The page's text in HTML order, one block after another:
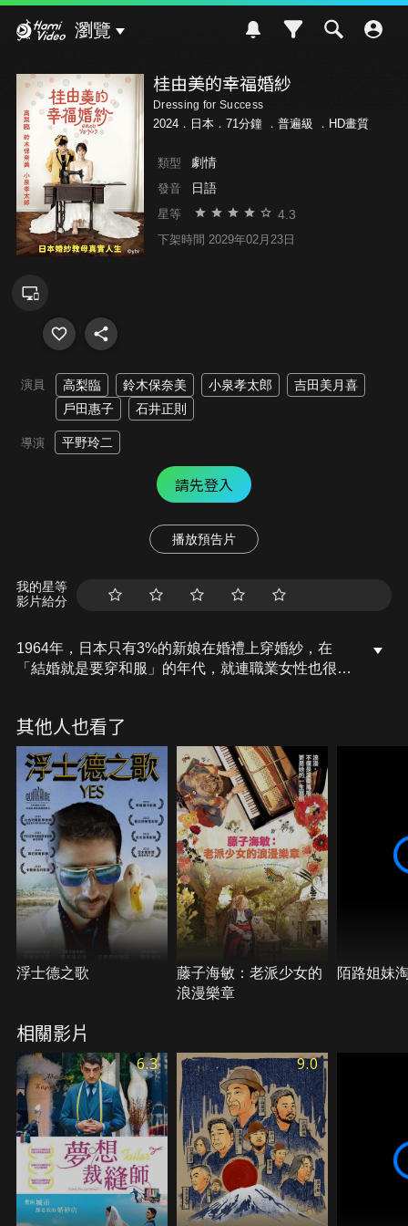
瀏覽
桂由美的幸福婚紗
Dressing for Success
2024．日本．71分鐘 ． 普遍級 ．HD畫質
類型 劇情
發音 日語
星等 4.3
下架時間 2029年02月23日
演員 高梨臨 鈴木保奈美 小泉孝太郎
吉田美月喜
戶田惠子
石井正則
導演 平野玲二
請先登入
播放預告片
我的星等
影片給分
1964年，日本只有3%的新娘在婚禮上穿婚紗，在
「結婚就是要穿和服」的年代，就連職業女性也很少
都是虧損。但是由美堅信「一切都是為了新娘的笑
容」，努力克服逆境，改變了日本婚禮常識並踏上了
世界舞台！
其他人也看了
浮士德之歌
藤子海敏：老派少女的
浪漫樂章
陌路姐妹
相關影片
6.3 9.0